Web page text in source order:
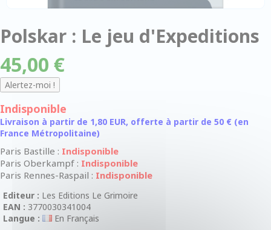
Polskar : Le jeu d'Expeditions
45,00 €
Indisponible
Livraison à partir de 1,80 EUR, offerte à partir de 50 € (en
France Métropolitaine)
Paris Bastille : Indisponible
Paris Oberkampf : Indisponible
Paris Rennes-Raspail : Indisponible
Editeur : Les Editions Le Grimoire
EAN : 3770030341004
Langue :
En Français